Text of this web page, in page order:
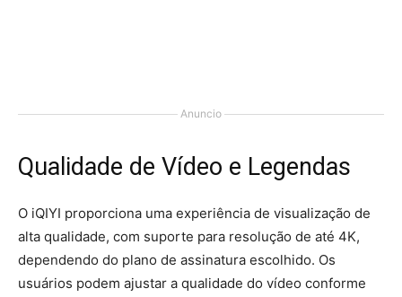
Anuncio
Qualidade de Vídeo e Legendas
O iQIYI proporciona uma experiência de visualização de
alta qualidade, com suporte para resolução de até 4K,
dependendo do plano de assinatura escolhido. Os
usuários podem ajustar a qualidade do vídeo conforme